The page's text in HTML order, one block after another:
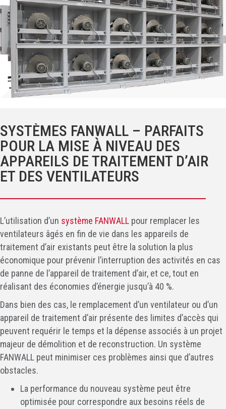
SYSTÈMES FANWALL – PARFAITS
POUR LA MISE À NIVEAU DES
APPAREILS DE TRAITEMENT D’AIR
ET DES VENTILATEURS
L’utilisation d’un système FANWALL pour remplacer les
ventilateurs âgés en fin de vie dans les appareils de
traitement d’air existants peut être la solution la plus
économique pour prévenir l’interruption des activités en cas
de panne de l’appareil de traitement d’air, et ce, tout en
réalisant des économies d’énergie jusqu’à 40 %.
Dans bien des cas, le remplacement d’un ventilateur ou d’un
appareil de traitement d’air présente des limites d’accès qui
peuvent requérir le temps et la dépense associés à un projet
majeur de démolition et de reconstruction. Un système
FANWALL peut minimiser ces problèmes ainsi que d’autres
obstacles.
La performance du nouveau système peut être
optimisée pour correspondre aux besoins réels de